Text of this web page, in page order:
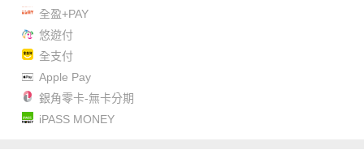
全盈+PAY
悠遊付
全支付
Apple Pay
銀角零卡-無卡分期
iPASS MONEY